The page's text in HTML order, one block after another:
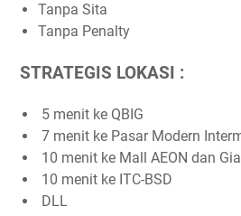
Tanpa Sita
Tanpa Penalty
STRATEGIS LOKASI :
5 menit ke QBIG
7 menit ke Pasar Modern
10 menit ke Mall AEON dan
10 menit ke ITC-BSD
DLL